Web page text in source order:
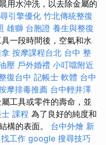
用水沖洗，以去除金屬的
引擎優化 竹北傳統整復
雄獅 台胞證 養生與整復
一段時間後，空氣和水
按摩課程台北 台中 整
壓 戶外婚禮 小叮噹附近
復台中 記帳士 軟體 台中
摩排毒推薦 台中輕井澤
工具或零件的壽命，並
課程 為了良好的純度和
構的表面。 台中外燴 新
工作 google 搜尋技巧